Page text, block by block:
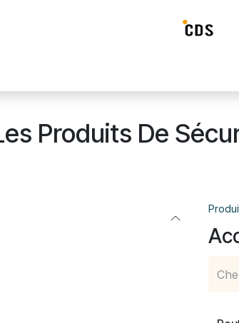
Produits De